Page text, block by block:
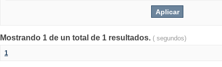
Mostrando 1 de un total de 1 resultados. ( segundos)
1